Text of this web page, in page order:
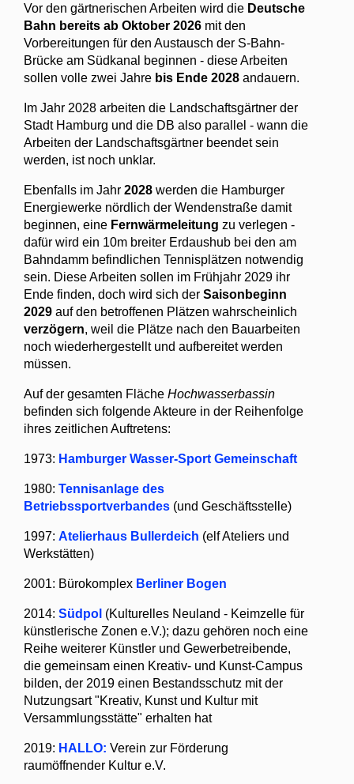
Vor den gärtnerischen Arbeiten wird die Deutsche
Bahn bereits ab Oktober 2026 mit den
Vorbereitungen für den Austausch der S-Bahn-
Brücke am Südkanal beginnen - diese Arbeiten
sollen volle zwei Jahre bis Ende 2028 andauern.
Im Jahr 2028 arbeiten die Landschaftsgärtner der
Stadt Hamburg und die DB also parallel - wann die
Arbeiten der Landschaftsgärtner beendet sein
werden, ist noch unklar.
Ebenfalls im Jahr 2028 werden die Hamburger
Energiewerke nördlich der Wendenstraße damit
beginnen, eine Fernwärmeleitung zu verlegen -
dafür wird ein 10m breiter Erdaushub bei den am
Bahndamm befindlichen Tennisplätzen notwendig
sein. Diese Arbeiten sollen im Frühjahr 2029 ihr
Ende finden, doch wird sich der Saisonbeginn
2029 auf den betroffenen Plätzen wahrscheinlich
verzögern, weil die Plätze nach den Bauarbeiten
noch wiederhergestellt und aufbereitet werden
müssen.
Auf der gesamten Fläche Hochwasserbassin
befinden sich folgende Akteure in der Reihenfolge
ihres zeitlichen Auftretens:
1973: Hamburger Wasser-Sport Gemeinschaft
1980: Tennisanlage des
Betriebssportverbandes (und Geschäftsstelle)
1997: Atelierhaus Bullerdeich (elf Ateliers und
Werkstätten)
2001: Bürokomplex Berliner Bogen
2014: Südpol (Kulturelles Neuland - Keimzelle für
künstlerische Zonen e.V.); dazu gehören noch eine
Reihe weiterer Künstler und Gewerbetreibende,
die gemeinsam einen Kreativ- und Kunst-Campus
bilden, der 2019 einen Bestandsschutz mit der
Nutzungsart "Kreativ, Kunst und Kultur mit
Versammlungsstätte" erhalten hat
2019: HALLO: Verein zur Förderung
raumöffnender Kultur e.V.